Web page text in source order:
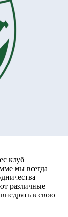
клуб
мы всегда
различные
в свою